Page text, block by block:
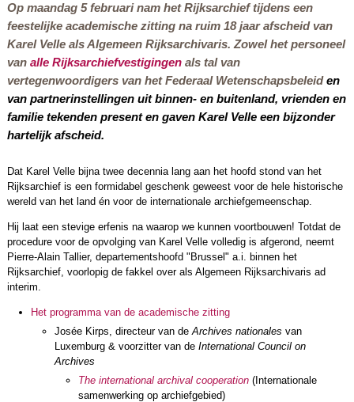
Op maandag 5 februari nam het Rijksarchief tijdens een
feestelijke academische zitting na ruim 18 jaar afscheid van
Karel Velle als Algemeen Rijksarchivaris. Zowel het personeel
van alle Rijksarchiefvestigingenals tal van
vertegenwoordigers van het Federaal Wetenschapsbeleiden
van partnerinstellingen uit binnen- en buitenland, vrienden en
familie tekenden present en gaven Karel Velle een bijzonder
hartelijk afscheid.
Dat Karel Velle bijna twee decennia lang aan het hoofd stond van het
Rijksarchief is een formidabel geschenk geweest voor de hele historische
wereld van het land én voor de internationale archiefgemeenschap.
Hij laat een stevige erfenis na waarop we kunnen voortbouwen! Totdat de
procedure voor de opvolging van Karel Velle volledig is afgerond, neemt
Pierre-Alain Tallier, departementshoofd "Brussel" a.i. binnen het
Rijksarchief, voorlopig de fakkel over als Algemeen Rijksarchivaris ad
interim.
Het programma van de academische zitting
Josée Kirps, directeur van de Archives nationales van
Luxemburg & voorzitter van de International Council on
Archives
The international archival cooperation (Internationale
samenwerking op archiefgebied)